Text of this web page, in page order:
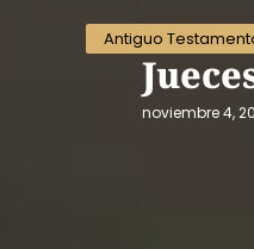
Antiguo
noviembre 4,